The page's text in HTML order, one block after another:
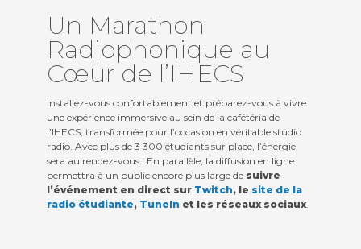
Contact
Actualités
Viva for Life
Un Marathon
Radiophonique au
Cœur de l’IHECS
Installez-vous confortablement et préparez-vous à vivre
une expérience immersive au sein de la cafétéria de
l’IHECS, transformée pour l’occasion en véritable studio
radio. Avec plus de 3 300 étudiants sur place, l’énergie
sera au rendez-vous ! En parallèle, la diffusion en ligne
permettra à un public encore plus large de suivre
l’événement en direct sur Twitch, le site de la
radio étudiante, TuneIn et les réseaux sociaux.